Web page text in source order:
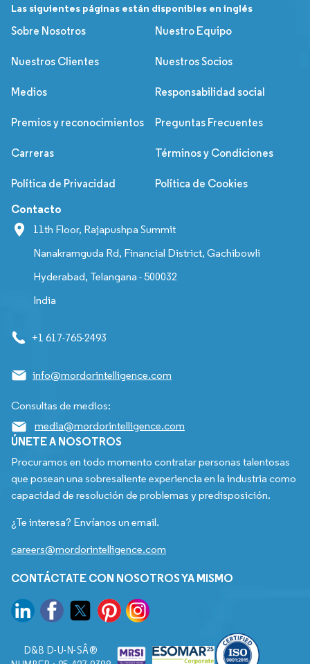
Las siguientes páginas están disponibles en inglés
Sobre Nosotros
Nuestro Equipo
Nuestros Clientes Nuestros Socios
Medios Responsabilidad social
Premios y reconocimientos Preguntas Frecuentes
Carreras Términos y Condiciones
Política de Privacidad Política de Cookies
Contacto
11th Floor, Rajapushpa Summit
Nanakramguda Rd, Financial District, Gachibowli
Hyderabad, Telangana - 500032
India
+1 617-765-2493
info@mordorintelligence.com
Consultas de medios:
media@mordorintelligence.com
ÚNETE A NOSOTROS
Procuramos en todo momento contratar personas talentosas
que posean una sobresaliente experiencia en la industria como
capacidad de resolución de problemas y predisposición.
¿Te interesa? Envíanos un email.
careers@mordorintelligence.com
CONTÁCTATE CON NOSOTROS YA MISMO
D&B D-U-N-SÂ®